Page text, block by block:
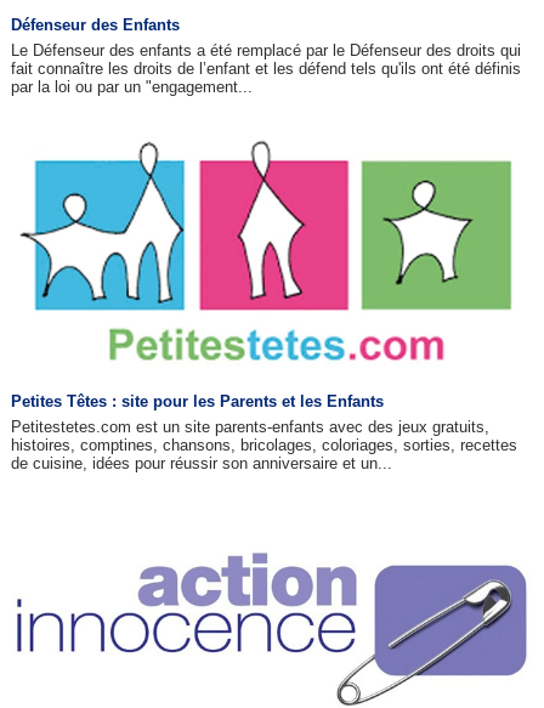
Défenseur des Enfants
Le Défenseur des enfants a été remplacé par le Défenseur des droits qui
fait connaître les droits de l’enfant et les défend tels qu'ils ont été définis
par la loi ou par un "engagement...
Petites Têtes : site pour les Parents et les Enfants
Petitestetes.com est un site parents-enfants avec des jeux gratuits,
histoires, comptines, chansons, bricolages, coloriages, sorties, recettes
de cuisine, idées pour réussir son anniversaire et un...